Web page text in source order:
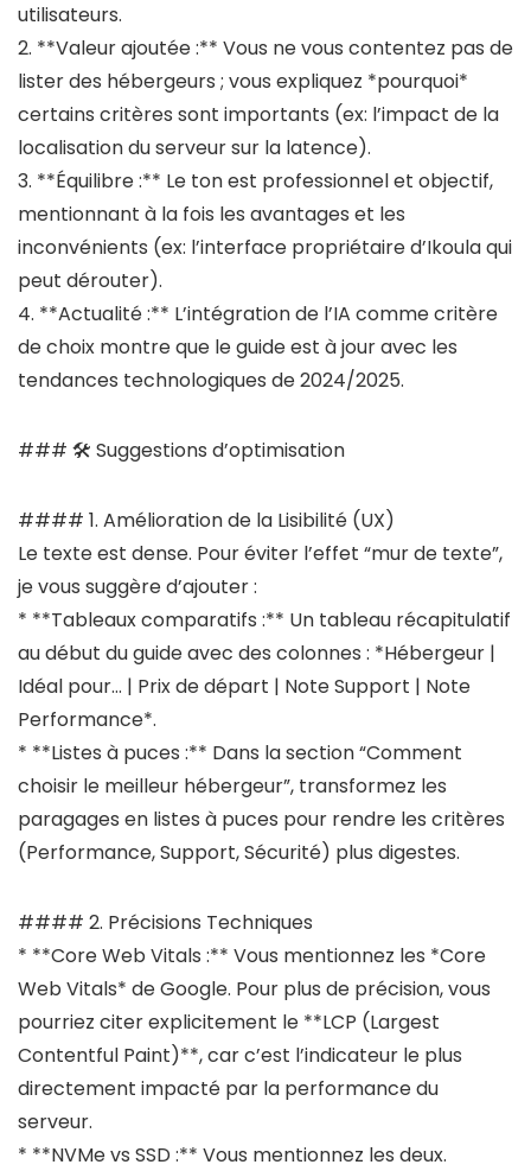
utilisateurs.
2. **Valeur ajoutée :** Vous ne vous contentez pas de
lister des hébergeurs ; vous expliquez *pourquoi*
certains critères sont importants (ex: l’impact de la
localisation du serveur sur la latence).
3. **Équilibre :** Le ton est professionnel et objectif,
mentionnant à la fois les avantages et les
inconvénients (ex: l’interface propriétaire d’Ikoula qui
peut dérouter).
4. **Actualité :** L’intégration de l’IA comme critère
de choix montre que le guide est à jour avec les
tendances technologiques de 2024/2025.
### 🛠 Suggestions d’optimisation
#### 1. Amélioration de la Lisibilité (UX)
Le texte est dense. Pour éviter l’effet “mur de texte”,
je vous suggère d’ajouter :
* **Tableaux comparatifs :** Un tableau récapitulatif
au début du guide avec des colonnes : *Hébergeur |
Idéal pour… | Prix de départ | Note Support | Note
Performance*.
* **Listes à puces :** Dans la section “Comment
choisir le meilleur hébergeur”, transformez les
paragages en listes à puces pour rendre les critères
(Performance, Support, Sécurité) plus digestes.
#### 2. Précisions Techniques
* **Core Web Vitals :** Vous mentionnez les *Core
Web Vitals* de Google. Pour plus de précision, vous
pourriez citer explicitement le **LCP (Largest
Contentful Paint)**, car c’est l’indicateur le plus
directement impacté par la performance du
serveur.
* **NVMe vs SSD :** Vous mentionnez les deux.